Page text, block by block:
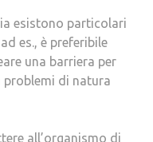
esistono particolari
es., è preferibile
una barriera per
problemi di natura
all’organismo di